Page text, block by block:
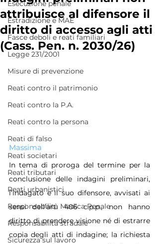
Esecuzione penale
Estradizione e MAE
Fasce deboli e reati familiari
Legge 231/2001
Misure di prevenzione
Reati contro il patrimonio
Reati contro la P.A.
Reati contro la persona
Reati di falso
Reati societari
Reati tributari
Reati urbanistici
Responsabilità Medica Penale
Responsabilità stradale
Sicurezza sul lavoro
attribuisce al difensore il
diritto di accesso agli atti
(Cass. Pen. n. 2030/26)
Massima
In tema di proroga del termine per la
conclusione delle indagini preliminari,
l’indagato e il suo difensore, avvisati ai
sensi dell’art. 406 c.p.p., non hanno
diritto di prendere visione né di estrarre
copia degli atti di indagine; la richiesta